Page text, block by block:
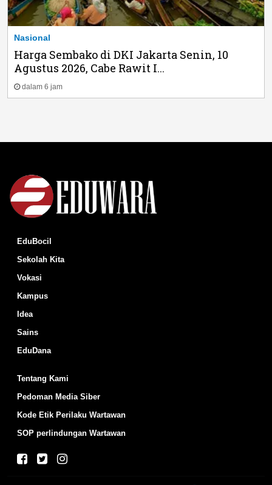
Nasional
Harga Sembako di DKI Jakarta Senin, 10
Agustus 2026, Cabe Rawit I...
dalam 6 jam
EduBocil
Sekolah Kita
Vokasi
Kampus
Idea
Sains
EduDana
Tentang Kami
Pedoman Media Siber
Kode Etik Perilaku Wartawan
SOP perlindungan Wartawan